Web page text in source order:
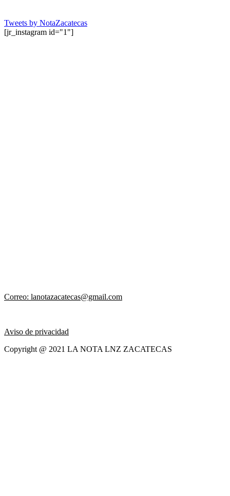
Tweets by NotaZacatecas
[jr_instagram id="1"]
Correo: lanotazacatecas@gmail.com
Aviso de privacidad
Copyright @ 2021 LA NOTA LNZ ZACATECAS